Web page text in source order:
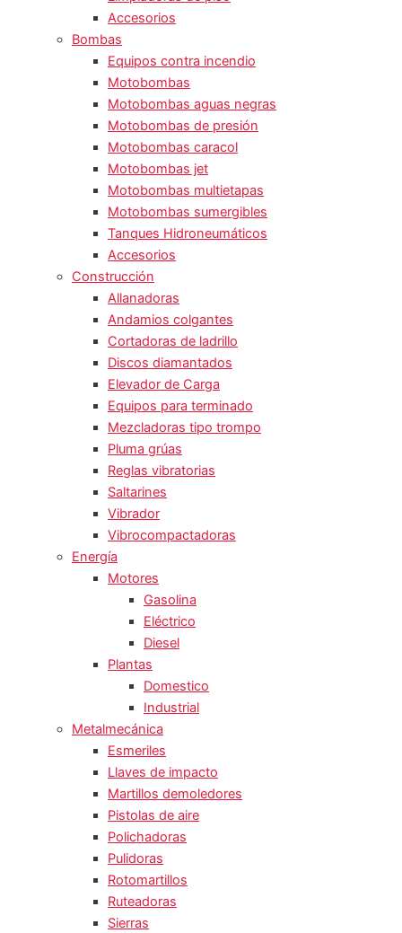
Accesorios
Bombas
Equipos contra incendio
Motobombas
Motobombas aguas negras
Motobombas de presión
Motobombas caracol
Motobombas jet
Motobombas multietapas
Motobombas sumergibles
Tanques Hidroneumáticos
Accesorios
Construcción
Allanadoras
Andamios colgantes
Cortadoras de ladrillo
Discos diamantados
Elevador de Carga
Equipos para terminado
Mezcladoras tipo trompo
Pluma grúas
Reglas vibratorias
Saltarines
Vibrador
Vibrocompactadoras
Energía
Motores
Gasolina
Eléctrico
Diesel
Plantas
Domestico
Industrial
Metalmecánica
Esmeriles
Llaves de impacto
Martillos demoledores
Pistolas de aire
Polichadoras
Pulidoras
Rotomartillos
Ruteadoras
Sierras